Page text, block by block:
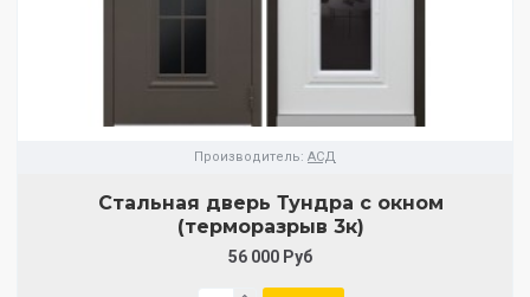
Производитель: АСД
Стальная дверь Тундра с окном
(терморазрыв 3к)
56 000 Руб